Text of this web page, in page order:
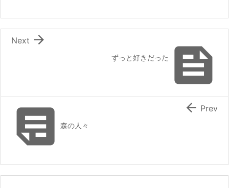

ずっと好きだった

Next
森の人々
 Prev